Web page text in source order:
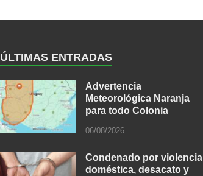
ÚLTIMAS ENTRADAS
Advertencia
Meteorológica Naranja
para todo Colonia
06/08/2026
Condenado por violencia
doméstica, desacato y